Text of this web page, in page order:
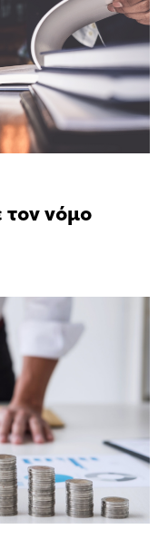
νόμο